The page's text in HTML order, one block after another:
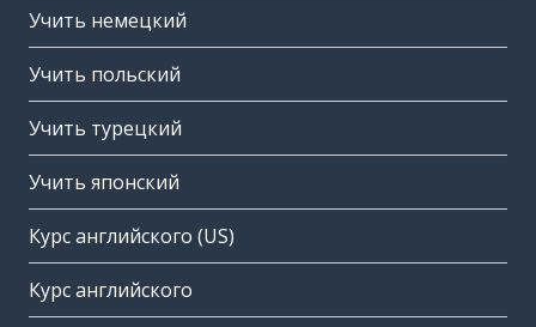
Учить немецкий
Учить польский
Учить турецкий
Учить японский
Курс английского (US)
Курс английского